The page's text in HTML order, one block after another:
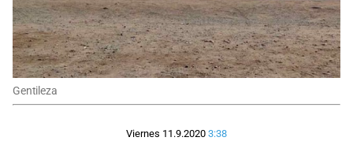
Gentileza
Viernes 11.9.2020 3:38